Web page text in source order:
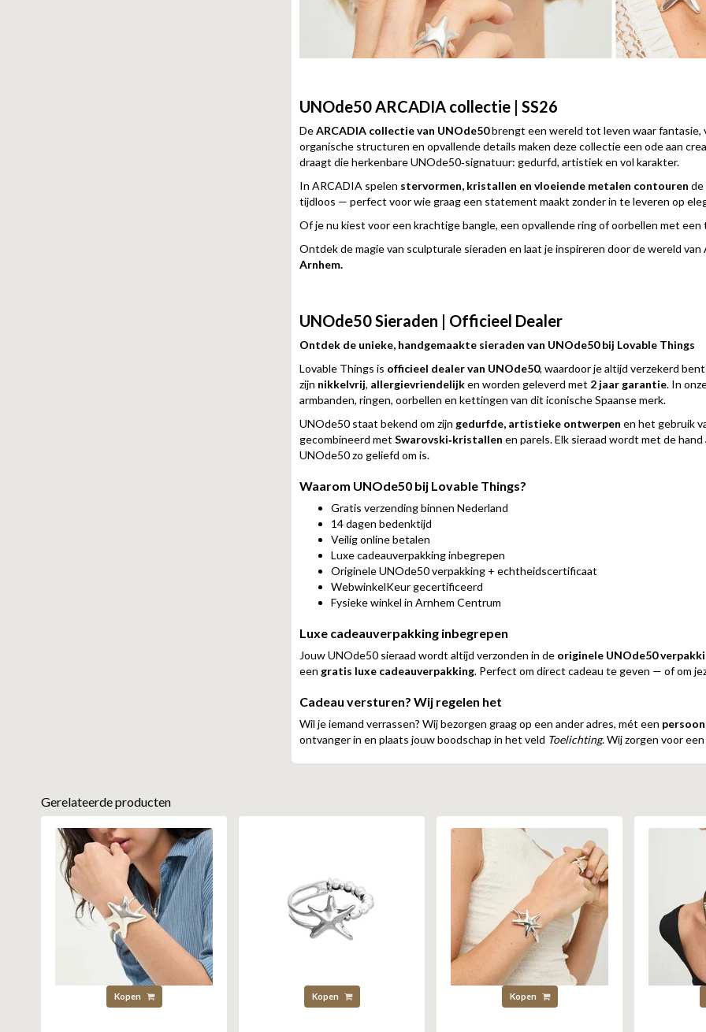
UNOde50 ARCADIA collectie | SS26
DeARCADIA collectie van UNOde50brengt een wereld tot leven waar fantasie,
organische structuren en opvallende details maken deze collectie een ode aan
draagt die herkenbare UNOde50‑signatuur: gedurfd, artistiek en vol karakter.
In ARCADIA spelen stervormen, kristallen en vloeiende metalen contouren de
tijdloos — perfect voor wie graag een statement maakt zonder in te leveren op
Of je nu kiest voor een krachtige bangle, een opvallende ring of oorbellen met
Ontdek de magie van sculpturale sieraden en laat je inspireren door de wereld
Arnhem.
UNOde50 Sieraden | Officieel Dealer
Ontdek de unieke, handgemaakte sieraden van UNOde50 bij Lovable Things
Lovable Things is officieel dealer van UNOde50, waardoor je altijd verzekerd
zijn nikkelvrij, allergievriendelijken worden geleverd met 2 jaar garantie. In
armbanden, ringen, oorbellen en kettingen van dit iconische Spaanse merk.
UNOde50 staat bekend om zijn gedurfde, artistieke ontwerpen en het gebruik
gecombineerd met Swarovski‑kristallen en parels. Elk sieraad wordt met de
UNOde50 zo geliefd om is.
Waarom UNOde50 bij Lovable Things?
Gratis verzending binnen Nederland
14 dagen bedenktijd
Veilig online betalen
Luxe cadeauverpakking inbegrepen
Originele UNOde50 verpakking + echtheidscertificaat
WebwinkelKeur gecertificeerd
Fysieke winkel in Arnhem Centrum
Luxe cadeauverpakking inbegrepen
Jouw UNOde50 sieraad wordt altijd verzonden in de originele UNOde50
een gratis luxe cadeauverpakking. Perfect om direct cadeau te geven — of om
Cadeau versturen? Wij regelen het
Wil je iemand verrassen? Wij bezorgen graag op een ander adres, mét een
ontvanger in en plaats jouw boodschap in het veld Toelichting. Wij zorgen voor
Gerelateerde producten
Kopen Kopen Kopen